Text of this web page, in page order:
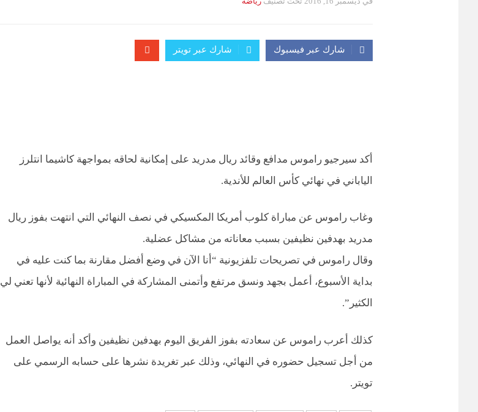
شارك عبر فيسبوك شارك عبر تويتر
أكد سيرجيو راموس مدافع وقائد ريال مدريد على إمكانية لحاقه بمواجهة كاشيما انتلرز
الياباني في نهائي كأس العالم للأندية.
وغاب راموس عن مباراة كلوب أمريكا المكسيكي في نصف النهائي التي انتهت بفوز ريال
مدريد بهدفين نظيفين بسبب معاناته من مشاكل عضلية.
وقال راموس في تصريحات تلفزيونية “أنا الآن في وضع أفضل مقارنة بما كنت عليه في
بداية الأسبوع، أعمل بجهد ونسق مرتفع وأتمنى المشاركة في المباراة النهائية لأنها تعني لي
الكثير”.
كذلك أعرب راموس عن سعادته بفوز الفريق اليوم بهدفين نظيفين وأكد أنه يواصل العمل
من أجل تسجيل حضوره في النهائي، وذلك عبر تغريدة نشرها على حسابه الرسمي على
تويتر.